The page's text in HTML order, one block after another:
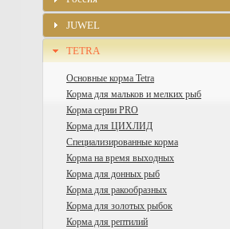
JUWEL
TETRA
Основные корма Tetra
Корма для мальков и мелких рыб
Корма серии PRO
Корма для ЦИХЛИД
Специализированные корма
Корма на время выходных
Корма для донных рыб
Корма для ракообразных
Корма для золотых рыбок
Корма для рептилий